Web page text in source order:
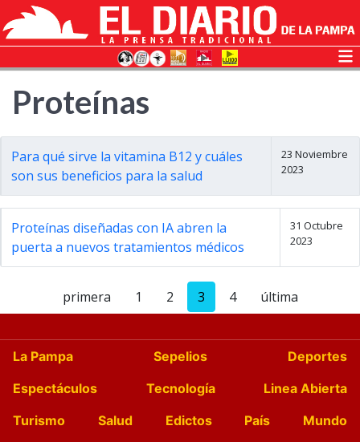
Proteínas
Para qué sirve la vitamina B12 y cuáles
son sus beneficios para la salud
23 Noviembre
2023
Proteínas diseñadas con IA abren la
puerta a nuevos tratamientos médicos
31 Octubre
2023
primera 1 2 3 4 última
La Pampa Sepelios
Deportes
Espectáculos
Tecnología
Linea Abierta
Turismo
Salud Edictos País
Mundo